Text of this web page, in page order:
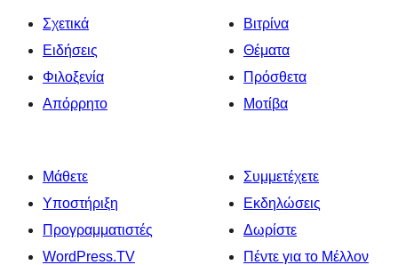
Σχετικά
Ειδήσεις
Φιλοξενία
Απόρρητο
Βιτρίνα
Θέματα
Πρόσθετα
Μοτίβα
Μάθετε
Υποστήριξη
Προγραμματιστές
WordPress.TV
Συμμετέχετε
Εκδηλώσεις
Δωρίστε
Πέντε για το Μέλλον